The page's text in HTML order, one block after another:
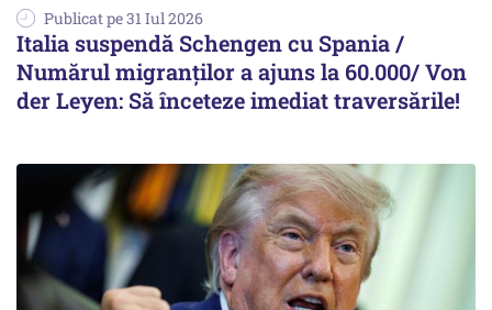
Publicat pe 31 Iul 2026
Italia suspendă Schengen cu Spania /
Numărul migranților a ajuns la 60.000/ Von
der Leyen: Să înceteze imediat traversările!